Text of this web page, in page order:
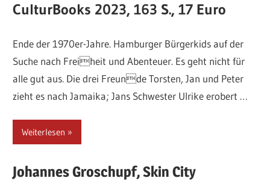
CulturBooks 2023, 163 S., 17 Euro
Ende der 1970er-Jahre. Hamburger Bürgerkids auf der
Suche nach Freiheit und Abenteuer. Es geht nicht für
alle gut aus. Die drei Freunde Torsten, Jan und Peter
zieht es nach Jamaika; Jans Schwester Ulrike erobert …
Weiterlesen
JohannesGroschupf,Skin City